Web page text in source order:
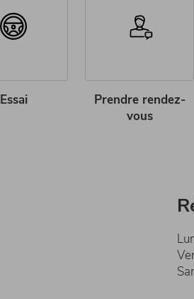
Essai
Prendre rendez-
vous